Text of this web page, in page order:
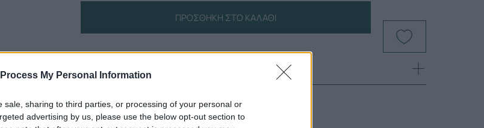
My Personal Information
sale, sharing to third parties, or processing of your personal or
advertising by us, please use the below opt-out section to
ΠΡΟΣΘΉΚΗ ΣΤΟ ΚΑΛΆΘΙ
Πληροφορίες Προϊόντος